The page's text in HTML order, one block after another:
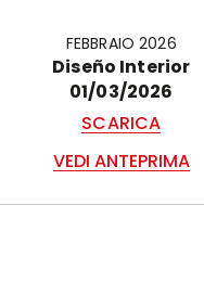
FEBBRAIO 2026
Diseño Interior
01/03/2026
SCARICA
VEDI ANTEPRIMA